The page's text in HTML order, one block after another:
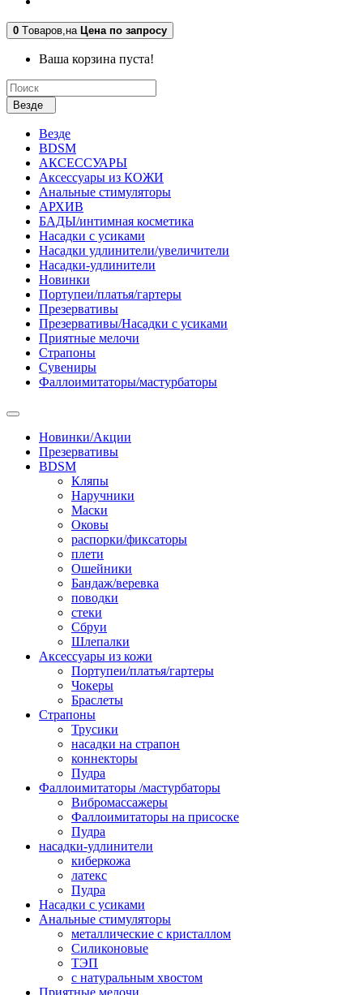
0 Tоваров, на Цена по запросу
Ваша корзина пуста!
Везде
Везде
BDSM
АКСЕССУАРЫ
Аксессуары из КОЖИ
Анальные стимуляторы
АРХИВ
БАДЫ/интимная косметика
Насадки с усиками
Насадки удлинители/увеличители
Насадки-удлинители
Новинки
Портупеи/платья/гартеры
Презервативы
Презервативы/Насадки с усиками
Приятные мелочи
Страпоны
Сувениры
Фаллоимитаторы/мастурбаторы
Новинки/Акции
Презервативы
BDSM
Кляпы
Наручники
Маски
Оковы
распорки/фиксаторы
плети
Ошейники
Бандаж/веревка
поводки
стеки
Сбруи
Шлепалки
Аксессуары из кожи
Портупеи/платья/гартеры
Чокеры
Браслеты
Страпоны
Трусики
насадки на страпон
коннекторы
Пудра
Фаллоимитаторы /мастурбаторы
Вибромассажеры
Фаллоимитаторы на присоске
Пудра
насадки-удлинители
киберкожа
латекс
Пудра
Насадки с усиками
Анальные стимуляторы
металлические с кристаллом
Силиконовые
ТЭП
с натуральным хвостом
Приятные мелочи